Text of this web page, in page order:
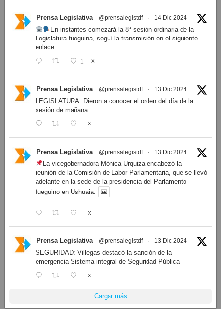
Prensa Legislativa @prensalegistdf · 14 Dic 2024
En instantes comezará la 8ª sesión ordinaria de la
Legislatura fueguina, seguí la transmisión en el siguiente
enlace:
1 X
Prensa Legislativa @prensalegistdf · 13 Dic 2024
LEGISLATURA: Dieron a conocer el orden del día de la
sesión de mañana
X
Prensa Legislativa @prensalegistdf · 13 Dic 2024
La vicegobernadora Mónica Urquiza encabezó la
reunión de la Comisión de Labor Parlamentaria, que se llevó
adelante en la sede de la presidencia del Parlamento
fueguino en Ushuaia.
X
Prensa Legislativa @prensalegistdf · 13 Dic 2024
SEGURIDAD: Villegas destacó la sanción de la
emergencia Sistema integral de Seguridad Pública
X
Cargar más